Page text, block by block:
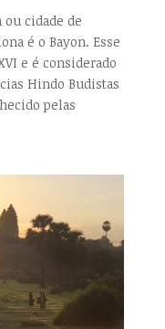
cidade de
é o Bayon. Esse
e é considerado
Hindo Budistas
pelas